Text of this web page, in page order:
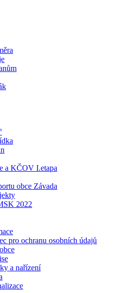
a KČOV I.etapa
obce Závada
2022
pro ochranu osobních údajů
a nařízení